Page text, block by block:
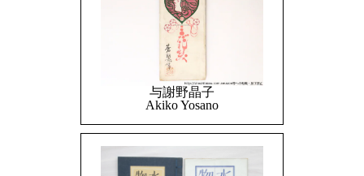
与謝野晶子
Akiko Yosano